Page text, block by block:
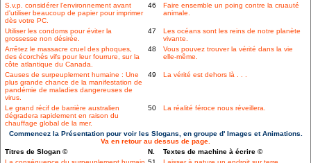
S.v.p. considérer l'environnement avant
d'utiliser beaucoup de papier pour imprimer
dès votre PC.
46
Faire ensemble un poing contre la cruauté
animale.
Utiliser les condoms pour éviter la
grossesse non désirée.
47
Les océans sont les reins de notre planète
vivante.
Arrêtez le massacre cruel des phoques,
des écorchés vifs pour leur fourrure, sur la
côte atlantique du Canada.
48
Vous pouvez trouver la vérité dans la vie
elle-même.
Causes de surpeuplement humaine : Une
plus grande chance de la manifestation de
pandémie de maladies dangereuses de
virus.
49 La vérité est dehors là . . .
Le grand récif de barrière australien
dégradera rapidement en raison du
chauffage global de la mer.
50 La réalité féroce nous réveillera.
Commencez la Présentation pour voir les Slogans, en groupe d' Images et Animations.
Va en retour au dessus de page.
Titres de Slogan ©
N.
Textes de machine à écrire ©